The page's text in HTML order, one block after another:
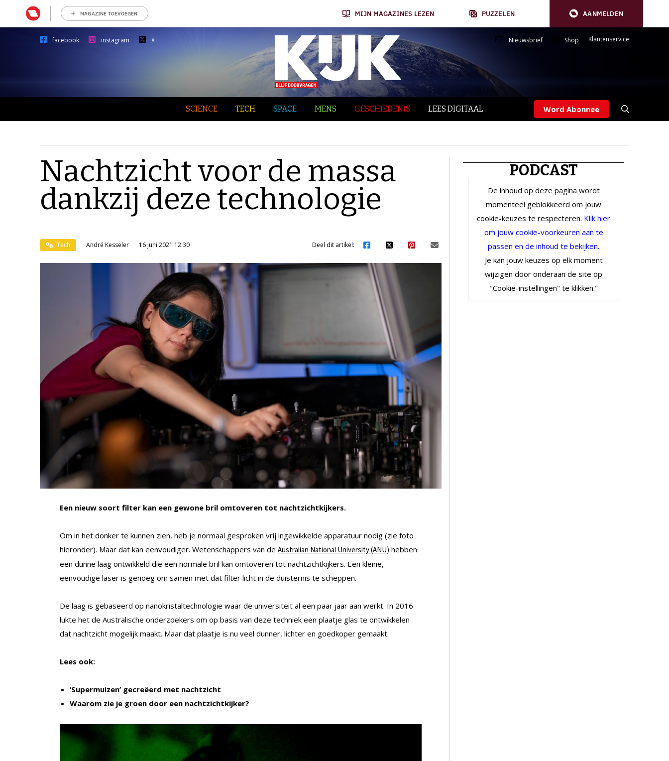
MAGAZINE TOEVOEGEN MIJN MAGAZINES LEZEN PUZZELEN AANMELDEN
facebook instagram X Nieuwsbrief Shop Klantenservice
SCIENCE TECH SPACE MENS GESCHIEDENIS LEES DIGITAAL Word Abonnee
Nachtzicht voor de massa
dankzij deze technologie
Tech André Kesseler 16 juni 2021 12:30 Deel dit artikel:
Een nieuw soort filter kan een gewone bril omtoveren tot nachtzichtkijkers.
Om in het donker te kunnen zien, heb je normaal gesproken vrij ingewikkelde apparatuur nodig (zie foto
hieronder). Maar dat kan eenvoudiger. Wetenschappers van de Australian National University (ANU) hebben
een dunne laag ontwikkeld die een normale bril kan omtoveren tot nachtzichtkijkers. Een kleine,
eenvoudige laser is genoeg om samen met dat filter licht in de duisternis te scheppen.
De laag is gebaseerd op nanokristaltechnologie waar de universiteit al een paar jaar aan werkt. In 2016
lukte het de Australische onderzoekers om op basis van deze techniek een plaatje glas te ontwikkelen
dat nachtzicht mogelijk maakt. Maar dat plaatje is nu veel dunner, lichter en goedkoper gemaakt.
Lees ook:
‘Supermuizen’ gecreëerd met nachtzicht
Waarom zie je groen door een nachtzichtkijker?
PODCAST
De inhoud op deze pagina wordt
momenteel geblokkeerd om jouw
cookie-keuzes te respecteren. Klik hier
om jouw cookie-voorkeuren aan te
passen en de inhoud te bekijken.
Je kan jouw keuzes op elk moment
wijzigen door onderaan de site op
"Cookie-instellingen" te klikken."